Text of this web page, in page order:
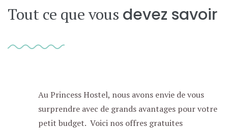
Tout ce que vous devez savoir
Au Princess Hostel, nous avons envie de vous
surprendre avec de grands avantages pour votre
petit budget. Voici nos offres gratuites